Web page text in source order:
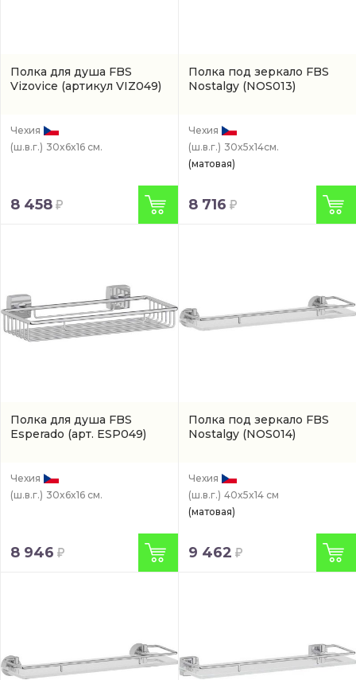
Полка для душа FBS
Vizovice (артикул VIZ049)
Чехия
(ш.в.г.) 30x6x16 см.
8 458
Полка под зеркало FBS
Nostalgy (NOS013)
Чехия
(ш.в.г.) 30x5x14см.
(матовая)
8 716
Полка для душа FBS
Esperado (арт. ESP049)
Чехия
(ш.в.г.) 30x6x16 см.
8 946
Полка под зеркало FBS
Nostalgy (NOS014)
Чехия
(ш.в.г.) 40x5x14 см
(матовая)
9 462